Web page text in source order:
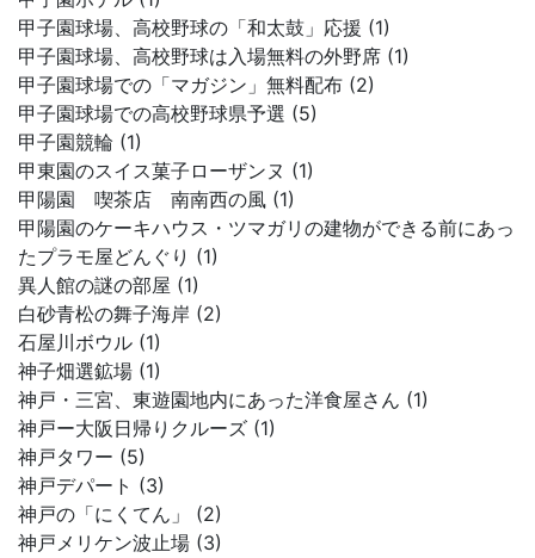
甲子園球場、高校野球の「和太鼓」応援 (1)
甲子園球場、高校野球は入場無料の外野席 (1)
甲子園球場での「マガジン」無料配布 (2)
甲子園球場での高校野球県予選 (5)
甲子園競輪 (1)
甲東園のスイス菓子ローザンヌ (1)
甲陽園 喫茶店 南南西の風 (1)
甲陽園のケーキハウス・ツマガリの建物ができる前にあっ
たプラモ屋どんぐり (1)
異人館の謎の部屋 (1)
白砂青松の舞子海岸 (2)
石屋川ボウル (1)
神子畑選鉱場 (1)
神戸・三宮、東遊園地内にあった洋食屋さん (1)
神戸ー大阪日帰りクルーズ (1)
神戸タワー (5)
神戸デパート (3)
神戸の「にくてん」 (2)
神戸メリケン波止場 (3)